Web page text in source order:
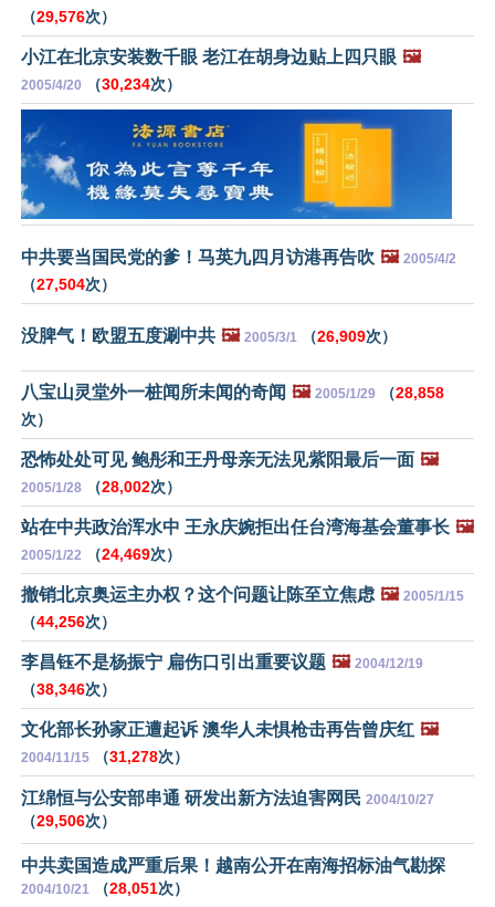
（29,576次）
小江在北京安装数千眼 老江在胡身边贴上四只眼 🖼️
2005/4/20 （30,234次）
中共要当国民党的爹！马英九四月访港再告吹 🖼️ 2005/4/2
（27,504次）
没脾气！欧盟五度涮中共 🖼️ 2005/3/1 （26,909次）
八宝山灵堂外一桩闻所未闻的奇闻 🖼️ 2005/1/29 （28,858
次）
恐怖处处可见 鲍彤和王丹母亲无法见紫阳最后一面 🖼️
2005/1/28 （28,002次）
站在中共政治浑水中 王永庆婉拒出任台湾海基会董事长 🖼️
2005/1/22 （24,469次）
撤销北京奥运主办权？这个问题让陈至立焦虑 🖼️ 2005/1/15
（44,256次）
李昌钰不是杨振宁 扁伤口引出重要议题 🖼️ 2004/12/19
（38,346次）
文化部长孙家正遭起诉 澳华人未惧枪击再告曾庆红 🖼️
2004/11/15 （31,278次）
江绵恒与公安部串通 研发出新方法迫害网民 2004/10/27
（29,506次）
中共卖国造成严重后果！越南公开在南海招标油气勘探
2004/10/21 （28,051次）